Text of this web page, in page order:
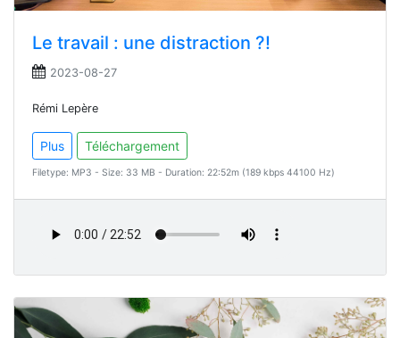
Le travail : une distraction ?!
2023-08-27
Rémi Lepère
Plus Téléchargement
Filetype: MP3 - Size: 33 MB - Duration: 22:52m (189 kbps 44100 Hz)